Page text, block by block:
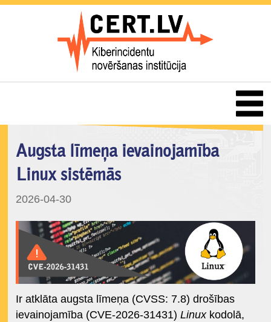
Augsta līmeņa ievainojamība
Linux sistēmās
2026-04-30
Ir atklāta augsta līmeņa (CVSS: 7.8) drošības
ievainojamība (CVE-2026-31431) Linuxkodolā,